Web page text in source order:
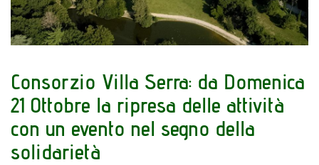
Consorzio Villa Serra: da Domenica
21 Ottobre la ripresa delle attività
con un evento nel segno della
solidarietà